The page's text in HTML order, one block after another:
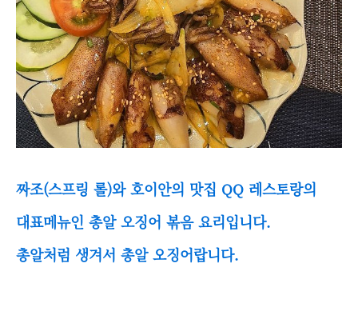
짜조(스프링 롤)와 호이안의 맛집 QQ 레스토랑의
대표메뉴인 총알 오징어 볶음 요리입니다.
총알처럼 생겨서 총알 오징어랍니다.